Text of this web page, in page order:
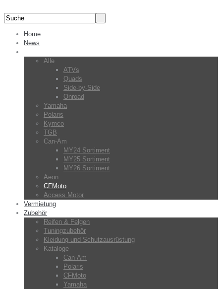
Home
News
Alle
ATVs
Quads
Side-by-Side
Onroad
Yamaha
Polaris
Kymco
TGB
Can-Am
MY24 Sortiment
MY25 Sortiment
MY26 Sortiment
Aeon
CFMoto
Access Motor
Vermietung
Zubehör
Reifen & Felgen
Tuningzubehör
Kleidung und Schutzausrüstung
Kataloge
Can-Am
Polaris
CFMoto
Yamaha